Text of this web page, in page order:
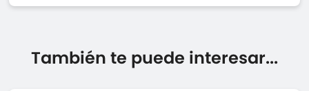
También te puede interesar...